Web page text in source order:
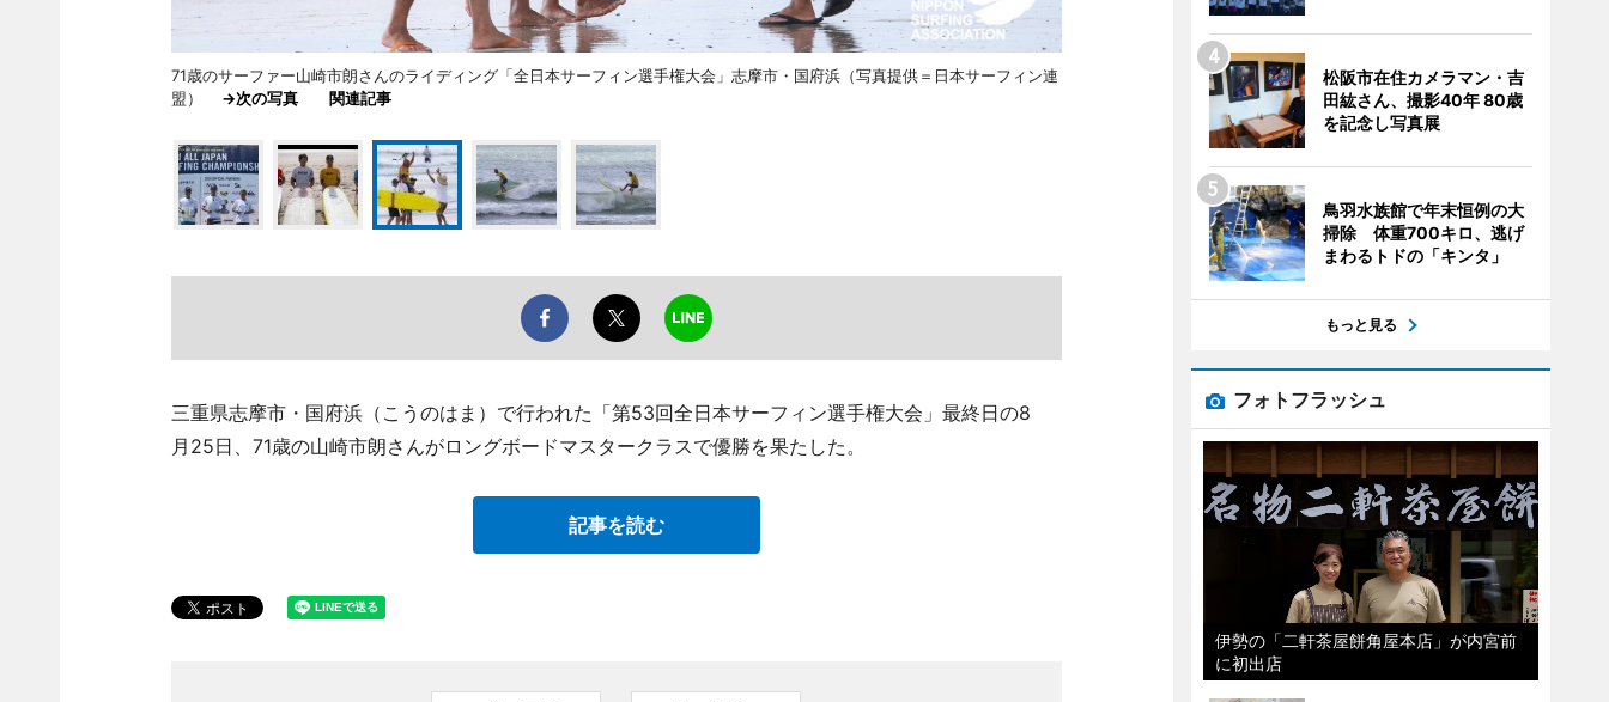
71歳のサーファー山崎市朗さんのライディング「全日本サーフィン選手権大会」志摩市・国府浜（写真提供＝日本サーフィン連
盟）
→次の写真 関連記事
三重県志摩市・国府浜（こうのはま）で行われた「第53回全日本サーフィン選手権大会」最終日の8
月25日、71歳の山崎市朗さんがロングボードマスタークラスで優勝を果たした。
記事を読む
松阪市在住カメラマン・吉
田紘さん、撮影40年 80歳
を記念し写真展
鳥羽水族館で年末恒例の大
掃除 体重700キロ、逃げ
まわるトドの「キンタ」
もっと見る
フォトフラッシュ
伊勢の「二軒茶屋餅角屋本店」が内宮前
に初出店